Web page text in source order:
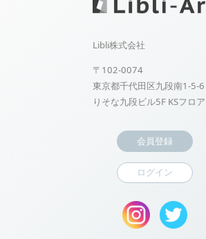
Libli株式会社
〒102-0074
東京都千代田区九段南1-5-6
りそな九段ビル5F KSフロア
会員登録
ログイン